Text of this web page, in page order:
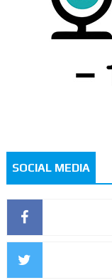
SOCIAL MEDIA